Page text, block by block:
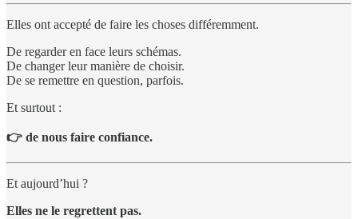
Elles ont accepté de faire les choses différemment.
De regarder en face leurs schémas.
De changer leur manière de choisir.
De se remettre en question, parfois.
Et surtout :
👉 de nous faire confiance.
Et aujourd’hui ?
Elles ne le regrettent pas.